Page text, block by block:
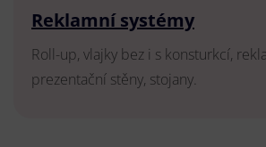
Reklamní systémy
Roll-up, vlajky bez i s konsturkcí,
prezentační stěny, stojany.